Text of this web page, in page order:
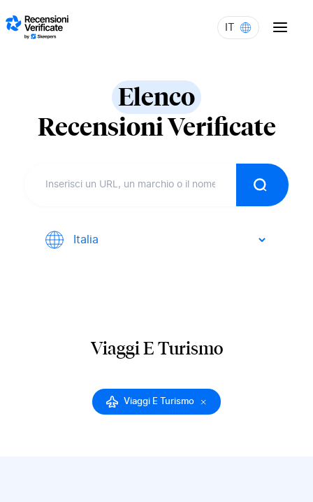
IT
Elenco
Recensioni Verificate
Ricerca
Viaggi E Turismo
Viaggi E Turismo